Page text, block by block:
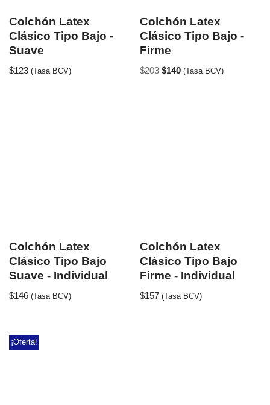
Colchón Latex
Clásico Tipo Bajo -
Suave
$123 (Tasa BCV)
Colchón Latex
Clásico Tipo Bajo -
Firme
$203 $140 (Tasa BCV)
Colchón Latex
Clásico Tipo Bajo
Suave - Individual
$146 (Tasa BCV)
Colchón Latex
Clásico Tipo Bajo
Firme - Individual
$157 (Tasa BCV)
¡Oferta!